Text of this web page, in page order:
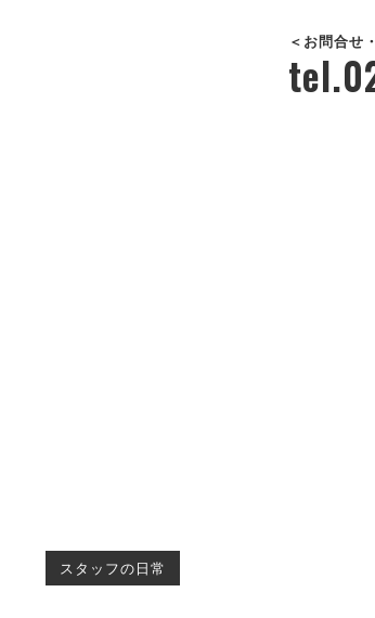
＜お問合せ
スタッフの日常